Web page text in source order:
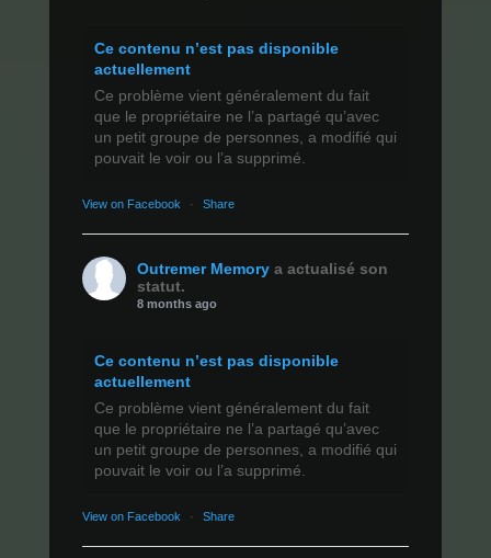
Ce contenu n’est pas disponible
actuellement
Ce problème vient généralement du fait
que le propriétaire ne l’a partagé qu’avec
un petit groupe de personnes, a modifié qui
pouvait le voir ou l’a supprimé.
View on Facebook · Share
Outremer Memory a actualisé son
statut.
8 months ago
Ce contenu n’est pas disponible
actuellement
Ce problème vient généralement du fait
que le propriétaire ne l’a partagé qu’avec
un petit groupe de personnes, a modifié qui
pouvait le voir ou l’a supprimé.
View on Facebook · Share